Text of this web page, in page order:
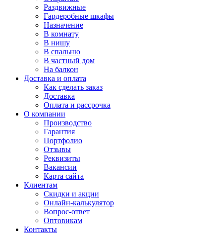
Раздвижные
Гардеробные шкафы
Назначение
В комнату
В нишу
В спальню
В частный дом
На балкон
Доставка и оплата
Как сделать заказ
Доставка
Оплата и рассрочка
О компании
Производство
Гарантия
Портфолио
Отзывы
Реквизиты
Вакансии
Карта сайта
Клиентам
Скидки и акции
Онлайн-калькулятор
Вопрос-ответ
Оптовикам
Контакты